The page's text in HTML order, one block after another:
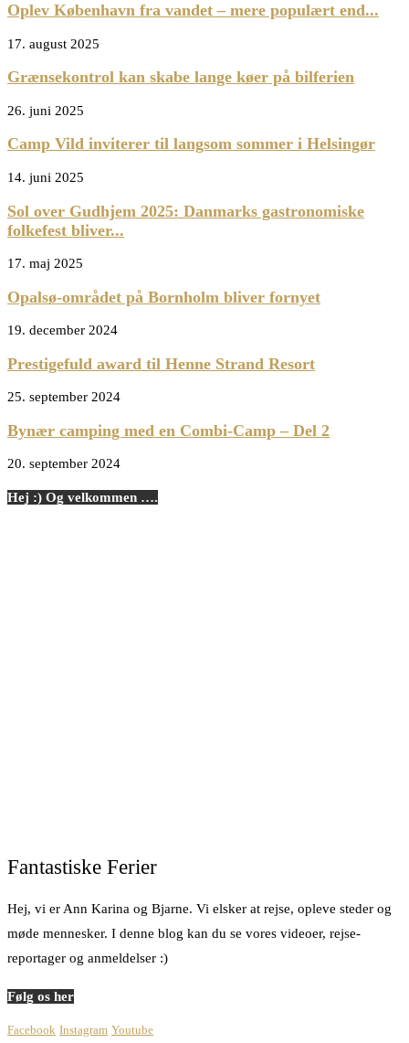
Oplev København fra vandet – mere populært end...
17. august 2025
Grænsekontrol kan skabe lange køer på bilferien
26. juni 2025
Camp Vild inviterer til langsom sommer i Helsingør
14. juni 2025
Sol over Gudhjem 2025: Danmarks gastronomiske
folkefest bliver...
17. maj 2025
Opalsø-området på Bornholm bliver fornyet
19. december 2024
Prestigefuld award til Henne Strand Resort
25. september 2024
Bynær camping med en Combi-Camp – Del 2
20. september 2024
Hej :) Og velkommen ….
Fantastiske Ferier
Hej, vi er Ann Karina og Bjarne. Vi elsker at rejse, opleve steder og
møde mennesker. I denne blog kan du se vores videoer, rejse-
reportager og anmeldelser :)
Følg os her
Facebook Instagram Youtube